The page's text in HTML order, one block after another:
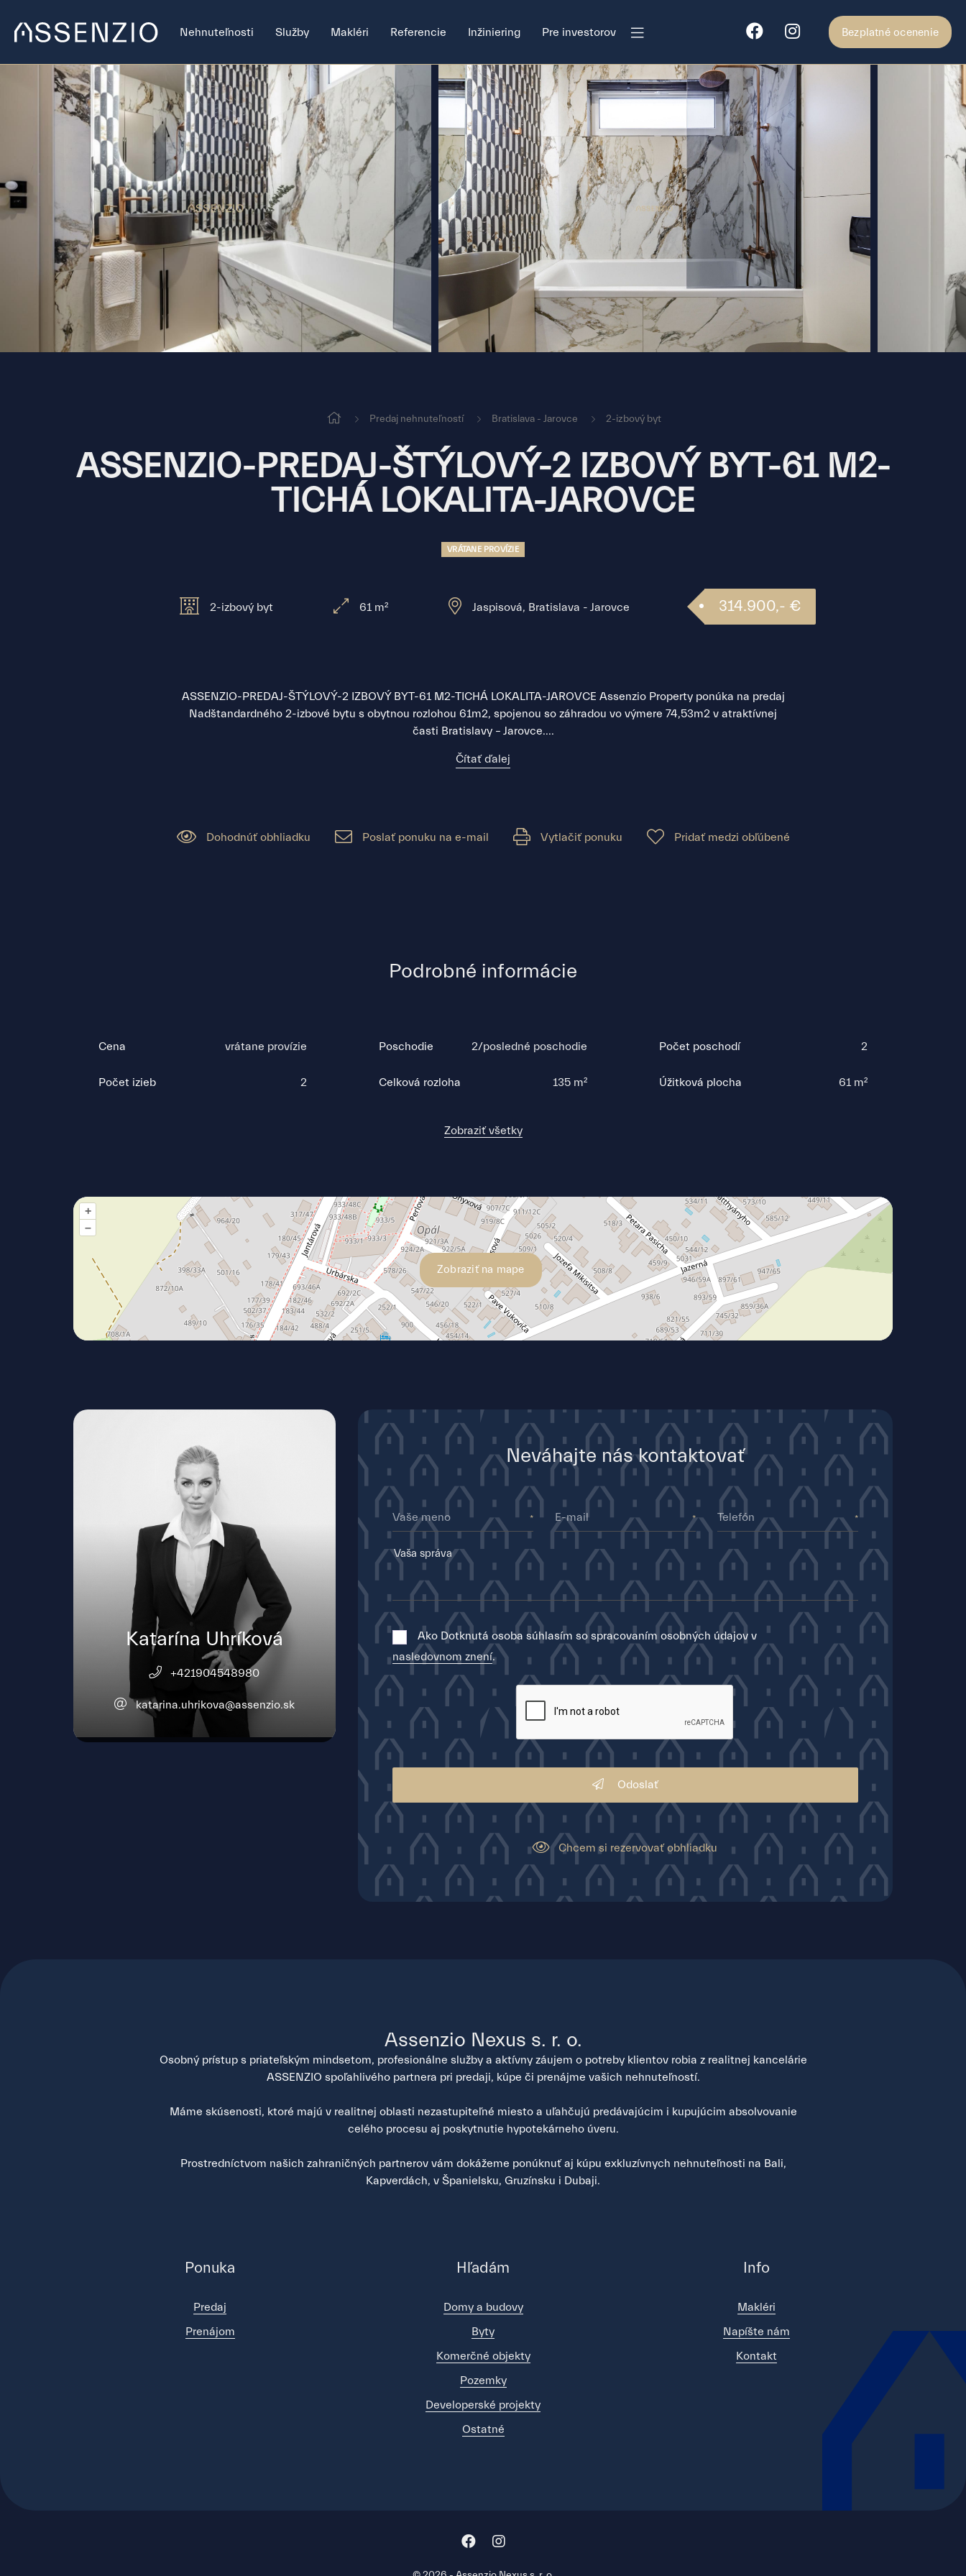
Nehnuteľnosti Služby Makléri Referencie Inžiniering Pre investorov Bezplatné ocenenie
Predaj nehnuteľností Bratislava - Jarovce 2-izbový byt
ASSENZIO-PREDAJ-ŠTÝLOVÝ-2 IZBOVÝ BYT-61 M2-
TICHÁ LOKALITA-JAROVCE
VRÁTANE PROVÍZIE
2-izbový byt 61 m² Jaspisová, Bratislava - Jarovce 314.900,- €
ASSENZIO-PREDAJ-ŠTÝLOVÝ-2 IZBOVÝ BYT-61 M2-TICHÁ LOKALITA-JAROVCE Assenzio Property ponúka na predaj
Nadštandardného 2-izbové bytu s obytnou rozlohou 61m2, spojenou so záhradou vo výmere 74,53m2 v atraktívnej
časti Bratislavy – Jarovce....
Čítať ďalej
Dohodnúť obhliadku Poslať ponuku na e-mail Vytlačiť ponuku Pridať medzi obľúbené
Podrobné informácie
Cena vrátane provízie Poschodie 2/posledné poschodie Počet poschodí 2
Počet izieb 2 Celková rozloha 135 m² Úžitková plocha 61 m²
Zobraziť všetky
Zobraziť na mape
+
–
Katarína Uhríková
+421904548980
katarina.uhrikova@assenzio.sk
Neváhajte nás kontaktovať
Vaše meno E-mail Telefón
Ako Dotknutá osoba súhlasím so spracovaním osobných údajov v
nasledovnom znení.
Odoslať
Chcem si rezervovať obhliadku
Assenzio Nexus s. r. o.
Osobný prístup s priateľským mindsetom, profesionálne služby a aktívny záujem o potreby klientov robia z realitnej kancelárie
ASSENZIO spoľahlivého partnera pri predaji, kúpe či prenájme vašich nehnuteľností.
Máme skúsenosti, ktoré majú v realitnej oblasti nezastupiteľné miesto a uľahčujú predávajúcim i kupujúcim absolvovanie
celého procesu aj poskytnutie hypotekárneho úveru.
Prostredníctvom našich zahraničných partnerov vám dokážeme ponúknuť aj kúpu exkluzívnych nehnuteľnosti na Bali,
Kapverdách, v Španielsku, Gruzínsku i Dubaji.
Ponuka
Predaj
Prenájom
Hľadám
Domy a budovy
Byty
Komerčné objekty
Pozemky
Developerské projekty
Ostatné
Info
Makléri
Napíšte nám
Kontakt